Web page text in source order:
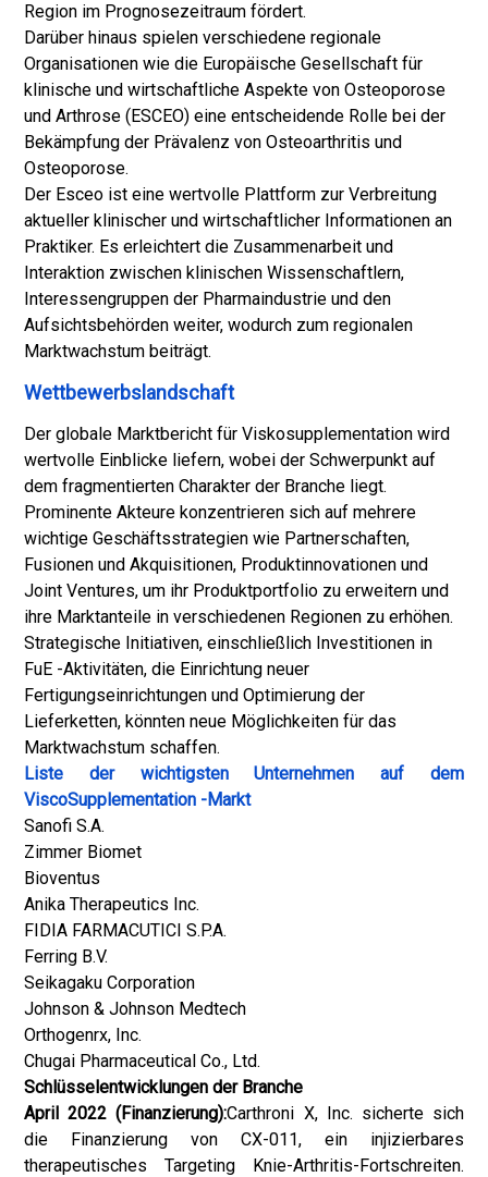
Region im Prognosezeitraum fördert.
Darüber hinaus spielen verschiedene regionale
Organisationen wie die Europäische Gesellschaft für
klinische und wirtschaftliche Aspekte von Osteoporose
und Arthrose (ESCEO) eine entscheidende Rolle bei der
Bekämpfung der Prävalenz von Osteoarthritis und
Osteoporose.
Der Esceo ist eine wertvolle Plattform zur Verbreitung
aktueller klinischer und wirtschaftlicher Informationen an
Praktiker. Es erleichtert die Zusammenarbeit und
Interaktion zwischen klinischen Wissenschaftlern,
Interessengruppen der Pharmaindustrie und den
Aufsichtsbehörden weiter, wodurch zum regionalen
Marktwachstum beiträgt.
Wettbewerbslandschaft
Der globale Marktbericht für Viskosupplementation wird
wertvolle Einblicke liefern, wobei der Schwerpunkt auf
dem fragmentierten Charakter der Branche liegt.
Prominente Akteure konzentrieren sich auf mehrere
wichtige Geschäftsstrategien wie Partnerschaften,
Fusionen und Akquisitionen, Produktinnovationen und
Joint Ventures, um ihr Produktportfolio zu erweitern und
ihre Marktanteile in verschiedenen Regionen zu erhöhen.
Strategische Initiativen, einschließlich Investitionen in
FuE -Aktivitäten, die Einrichtung neuer
Fertigungseinrichtungen und Optimierung der
Lieferketten, könnten neue Möglichkeiten für das
Marktwachstum schaffen.
Liste der wichtigsten Unternehmen auf dem
ViscoSupplementation -Markt
Sanofi S.A.
Zimmer Biomet
Bioventus
Anika Therapeutics Inc.
FIDIA FARMACUTICI S.P.A.
Ferring B.V.
Seikagaku Corporation
Johnson & Johnson Medtech
Orthogenrx, Inc.
Chugai Pharmaceutical Co., Ltd.
Schlüsselentwicklungen der Branche
April 2022 (Finanzierung):Carthroni X, Inc. sicherte sich
die Finanzierung von CX-011, ein injizierbares
therapeutisches Targeting Knie-Arthritis-Fortschreiten.